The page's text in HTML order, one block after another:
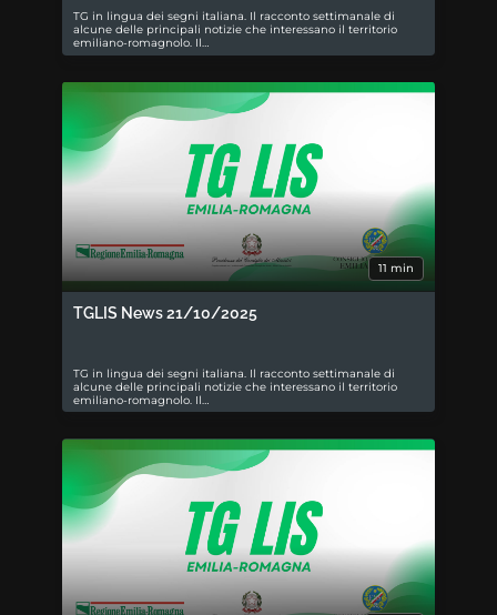
TG in lingua dei segni italiana. Il racconto settimanale di
alcune delle principali notizie che interessano il territorio
emiliano-romagnolo. Il…
11 min
TGLIS News 21/10/2025
TG in lingua dei segni italiana. Il racconto settimanale di
alcune delle principali notizie che interessano il territorio
emiliano-romagnolo. Il…